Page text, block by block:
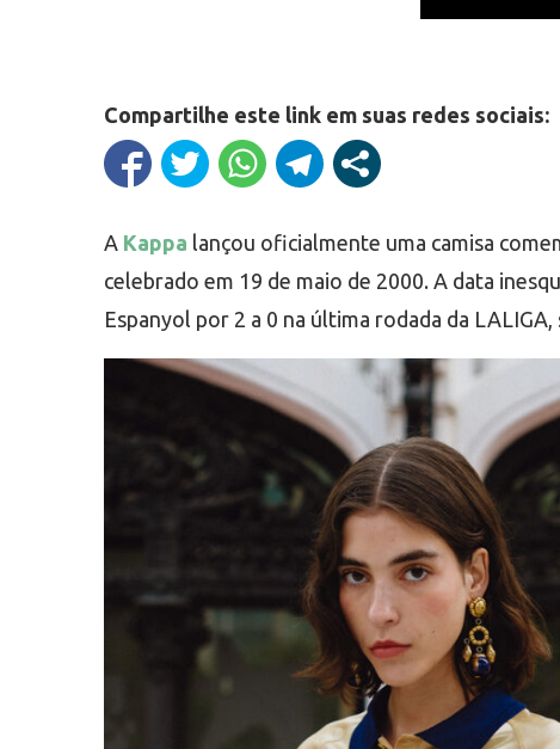
Compartilhe este link em suas redes sociais:
A Kappa lançou oficialmente uma camisa
celebrado em 19 de maio de 2000. A data
Espanyol por 2 a 0 na última rodada da